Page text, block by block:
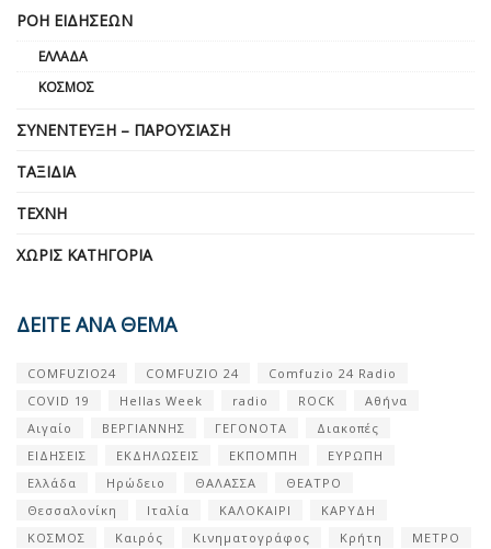
ΡΟΉ ΕΙΔΉΣΕΩΝ
ΕΛΛΆΔΑ
ΚΌΣΜΟΣ
ΣΥΝΈΝΤΕΥΞΗ – ΠΑΡΟΥΣΊΑΣΗ
ΤΑΞΊΔΙΑ
ΤΈΧΝΗ
ΧΩΡΊΣ ΚΑΤΗΓΟΡΊΑ
ΔΕΙΤΕ ΑΝΑ ΘΕΜΑ
COMFUZIO24 COMFUZIO 24
Comfuzio 24 Radio
COVID 19
Hellas Week radio ROCK
Αθήνα
Αιγαίο
ΒΕΡΓΙΑΝΝΗΣ ΓΕΓΟΝΟΤΑ
Διακοπές
ΕΙΔΗΣΕΙΣ
ΕΚΔΗΛΩΣΕΙΣ ΕΚΠΟΜΠΗ
ΕΥΡΩΠΗ
Ελλάδα
Ηρώδειο ΘΑΛΑΣΣΑ
ΘΕΑΤΡΟ
Θεσσαλονίκη
Ιταλία ΚΑΛΟΚΑΙΡΙ
ΚΑΡΥΔΗ
ΚΟΣΜΟΣ
Καιρός Κινηματογράφος Κρήτη ΜΕΤΡΟ